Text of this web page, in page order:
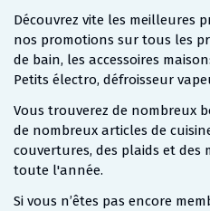
Découvrez vite les meilleures
nos promotions sur tous les
de bain, les accessoires
Petits électro, défroisseur
Vous trouverez de nombreux
de nombreux articles de
couvertures, des plaids et
toute l'année.
Si vous n’êtes pas encore